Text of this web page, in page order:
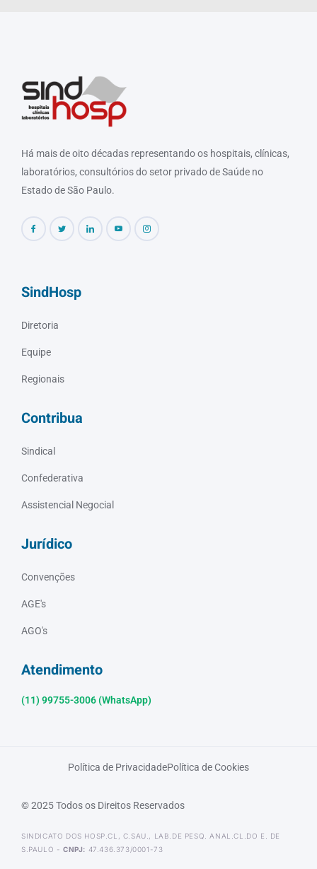
Há mais de oito décadas representando os hospitais, clínicas,
laboratórios, consultórios do setor privado de Saúde no
Estado de São Paulo.
SindHosp
Diretoria
Equipe
Regionais
Contribua
Sindical
Confederativa
Assistencial Negocial
Jurídico
Convenções
AGE's
AGO's
Atendimento
(11) 99755-3006 (WhatsApp)
Política de PrivacidadePolítica de Cookies
© 2025 Todos os Direitos Reservados
SINDICATO DOS HOSP.CL, C.SAU., LAB.DE PESQ. ANAL.CL.DO E. DE
S.PAULO - CNPJ: 47.436.373/0001-73